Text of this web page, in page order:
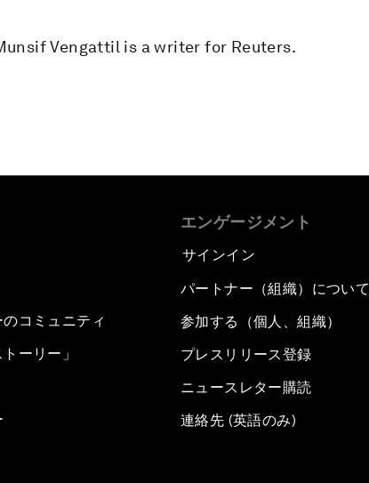
Vengattil is a writer for Reuters.
コミュニティ
ーリー」
エンゲージメント
サインイン
パートナー（組織）について
参加する（個人、組織）
プレスリリース登録
ニュースレター購読
連絡先 (英語のみ)